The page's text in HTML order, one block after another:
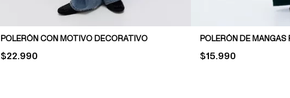
POLERÓN CON MOTIVO DECORATIVO
PRICE:
$22.990
POLERÓN DE MANGAS
PRICE:
$15.990